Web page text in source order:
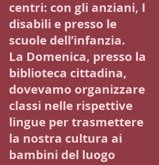
centri: con gli anziani, I
disabili e presso le
scuole dell’infanzia.
La Domenica, presso la
biblioteca cittadina,
dovevamo organizzare
classi nelle rispettive
lingue per trasmettere
la nostra cultura ai
bambini del luogo